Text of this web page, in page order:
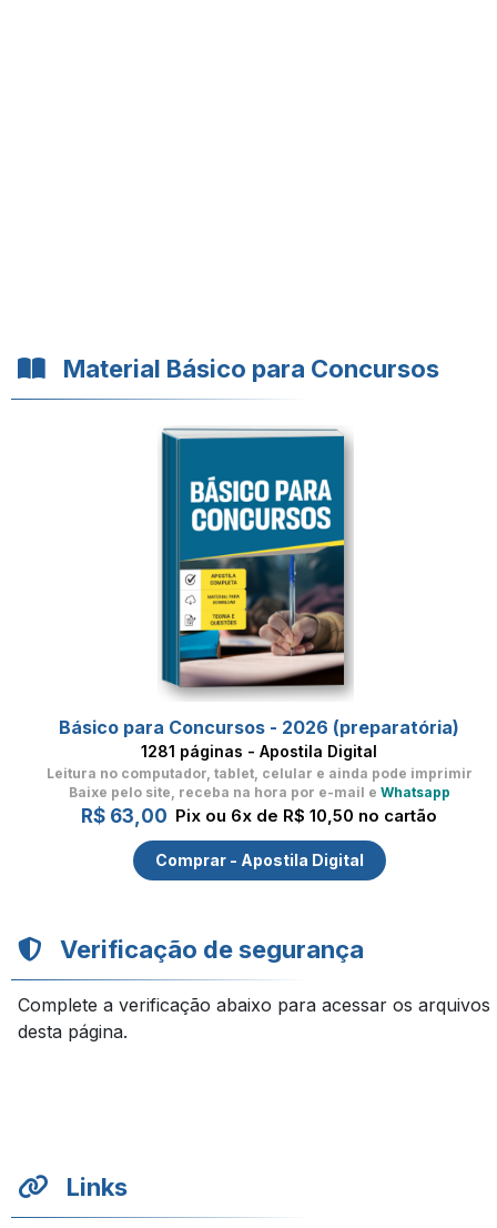
Material Básico para Concursos
Básico para Concursos - 2026 (preparatória)
1281 páginas - Apostila Digital
Leitura no computador, tablet, celular e ainda pode imprimir
Baixe pelo site, receba na hora por e-mail e Whatsapp
R$ 63,00 Pix ou 6x de R$ 10,50 no cartão
Comprar - Apostila Digital
Verificação de segurança
Complete a verificação abaixo para acessar os arquivos
desta página.
Links